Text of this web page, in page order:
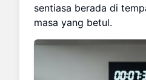
sentiasa berada di
masa yang betul.